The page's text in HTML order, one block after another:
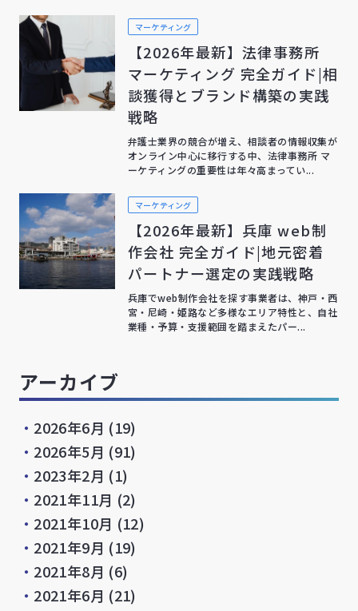
マーケティング
【2026年最新】法律事務所
マーケティング 完全ガイド|相
談獲得とブランド構築の実践
戦略
弁護士業界の競合が増え、相談者の情報収集が
オンライン中心に移行する中、法律事務所 マ
ーケティングの重要性は年々高まってい...
マーケティング
【2026年最新】兵庫 web制
作会社 完全ガイド|地元密着
パートナー選定の実践戦略
兵庫でweb制作会社を探す事業者は、神戸・西
宮・尼崎・姫路など多様なエリア特性と、自社
業種・予算・支援範囲を踏まえたパー...
アーカイブ
・ 2026年6月 (19)
・ 2026年5月 (91)
・ 2023年2月 (1)
・ 2021年11月 (2)
・ 2021年10月 (12)
・ 2021年9月 (19)
・ 2021年8月 (6)
・ 2021年6月 (21)